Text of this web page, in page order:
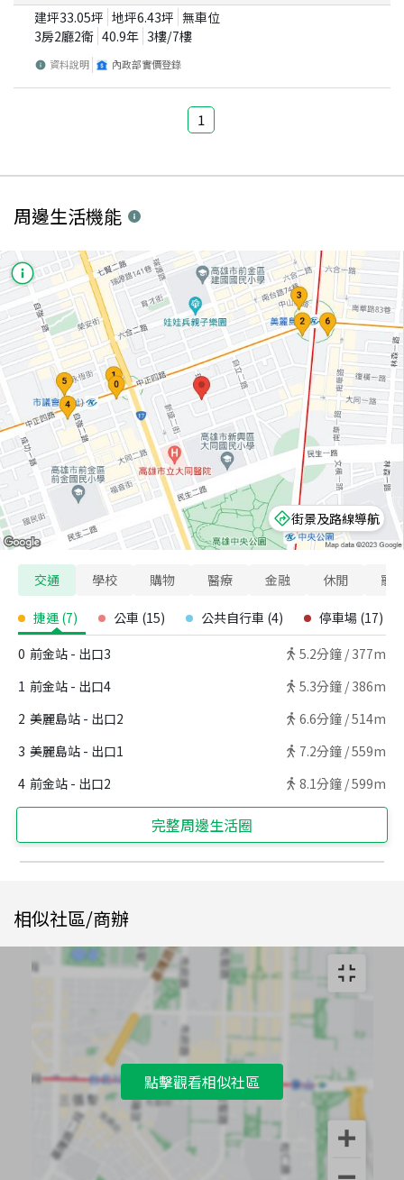
建坪33.05坪 地坪6.43坪 無車位
3房2廳2衛 40.9年 3樓/7樓
資料說明 內政部實價登錄
1
周邊生活機能
街景及路線導航
交通 學校 購物 醫療 金融 休閒 寵
捷運 (7) 公車 (15) 公共自行車 (4) 停車場 (17)
0 前金站 - 出口3 5.2分鐘 / 377m
1 前金站 - 出口4 5.3分鐘 / 386m
2 美麗島站 - 出口2 6.6分鐘 /514m
3 美麗島站 - 出口1 7.2分鐘 /559m
4 前金站 - 出口2 8.1分鐘 /599m
完整周邊生活圈
相似社區/商辦
點擊觀看相似社區